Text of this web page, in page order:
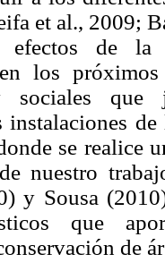
et al., 2009;
efectos de la
los
sociales que
instalaciones
se realice
nuestro
y Sousa
que
de